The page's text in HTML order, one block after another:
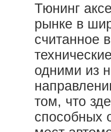
Тюнинг
рынке в
считанное
одними из
том, что
способных